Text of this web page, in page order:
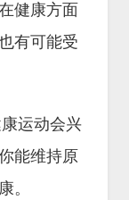
健康方面
有可能受
运动会兴
能维持原
。